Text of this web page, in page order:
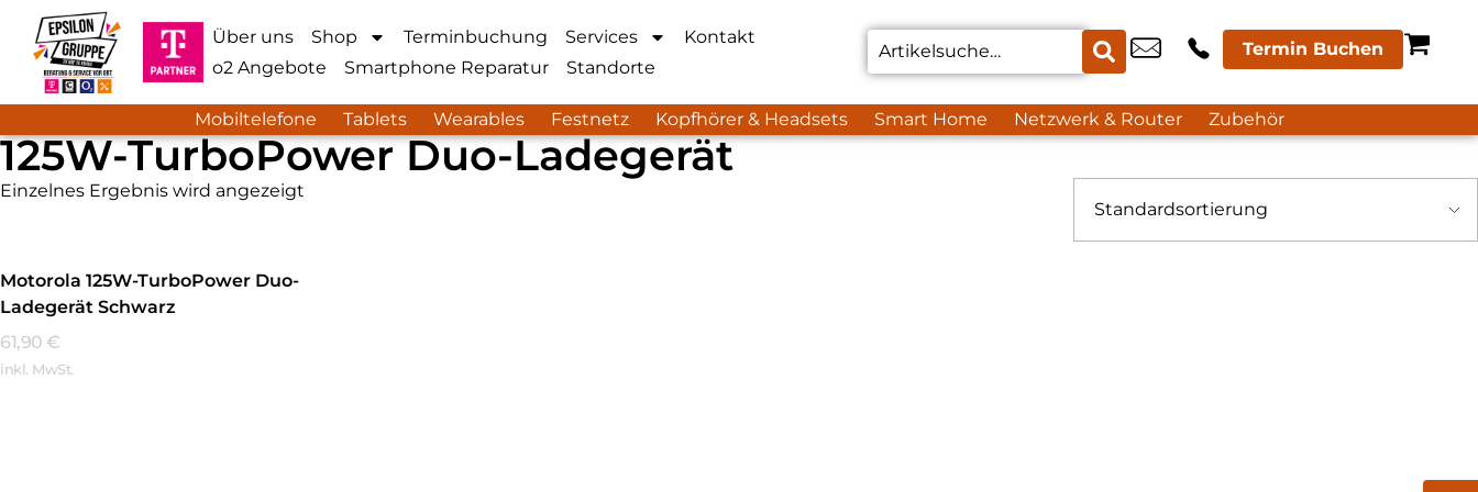
Über uns Shop Terminbuchung Services
Kontakt
o2 Angebote
Smartphone Reparatur Standorte
Termin Buchen
Mobiltelefone Tablets Wearables Festnetz Kopfhörer & Headsets Smart Home Netzwerk & Router Zubehör
125W-TurboPower Duo-Ladegerät
Einzelnes Ergebnis wird angezeigt
Motorola 125W-TurboPower Duo-
Ladegerät Schwarz
61,90 €
inkl. MwSt.